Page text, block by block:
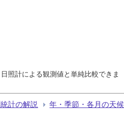
照計による観測値と単純比較できま
計の解説 年・季節・各月の天候